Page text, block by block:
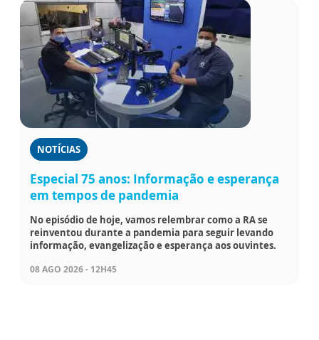
NOTÍCIAS
Especial 75 anos: Informação e esperança
em tempos de pandemia
No episódio de hoje, vamos relembrar como a RA se
reinventou durante a pandemia para seguir levando
informação, evangelização e esperança aos ouvintes.
08 AGO 2026 - 12H45